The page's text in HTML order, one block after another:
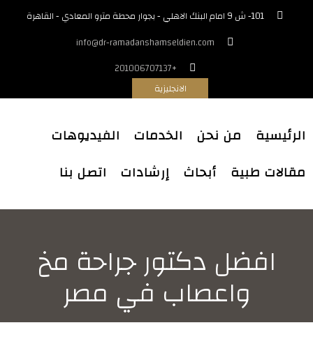
101- ش 9 امام البنك الاهلي - بجوار محطة مترو المعادي - القاهرة
info@dr-ramadanshamseldien.com
+201006707137
الانجليزية
الرئيسية من نحن الخدمات
الفيديوهات
مقالات طبية
أبحاث إرشادات اتصل بنا
افضل دكتور جراحة مخ
واعصاب في مصر